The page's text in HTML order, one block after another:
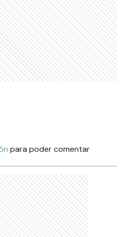
para poder comentar